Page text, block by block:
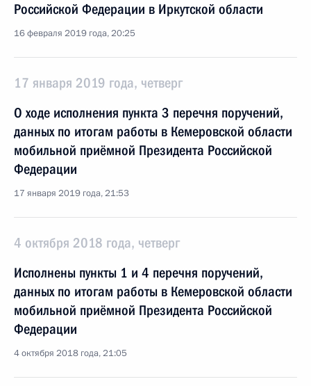
Российской Федерации в Иркутской области
16 февраля 2019 года, 20:25
17 января 2019 года, четверг
О ходе исполнения пункта 3 перечня поручений,
данных по итогам работы в Кемеровской области
мобильной приёмной Президента Российской
Федерации
17 января 2019 года, 21:53
4 октября 2018 года, четверг
Исполнены пункты 1 и 4 перечня поручений,
данных по итогам работы в Кемеровской области
мобильной приёмной Президента Российской
Федерации
4 октября 2018 года, 21:05